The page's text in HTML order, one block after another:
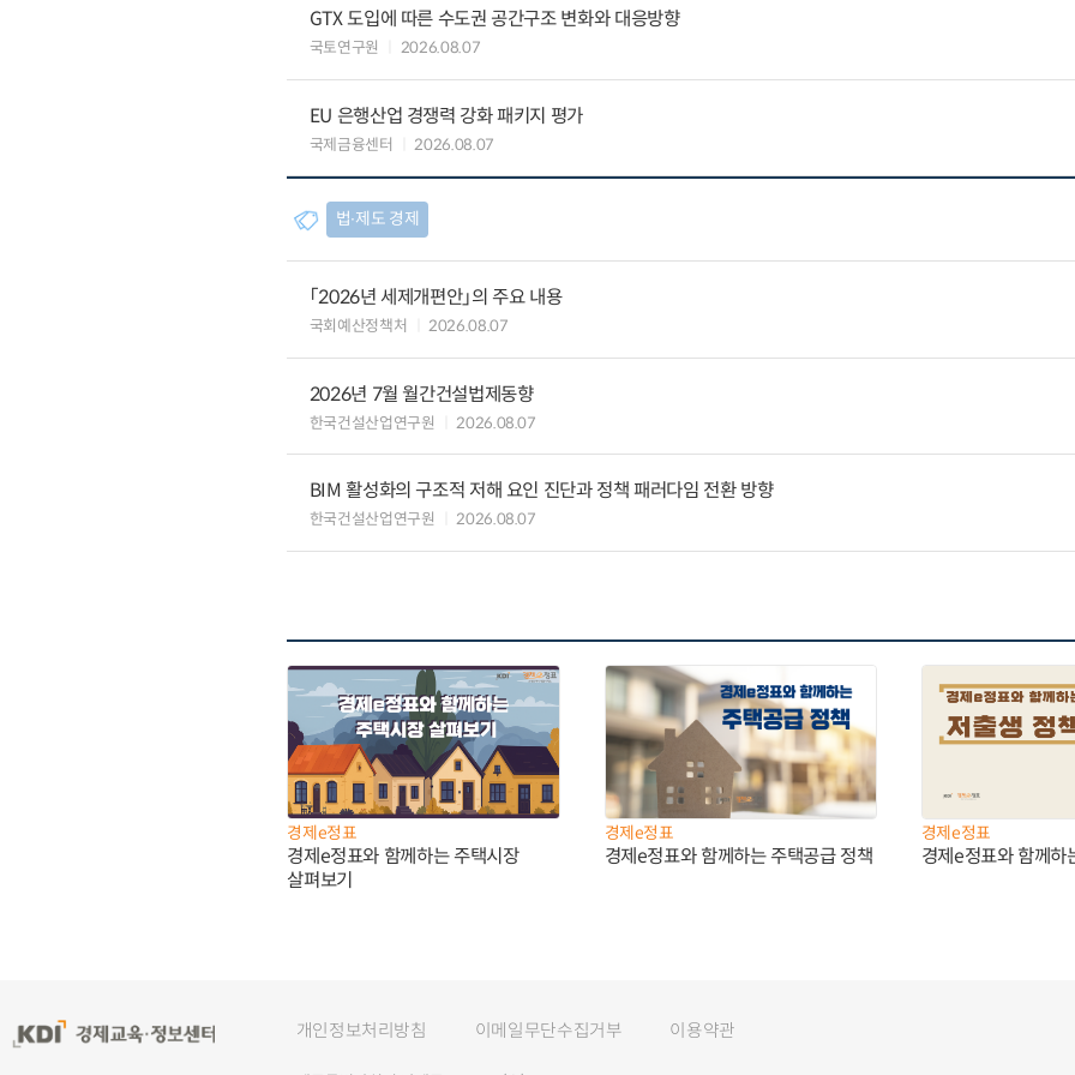
GTX 도입에 따른 수도권 공간구조 변화와 대응방향
국토연구원 2026.08.07
EU 은행산업 경쟁력 강화 패키지 평가
국제금융센터 2026.08.07
법∙제도 경제
「2026년 세제개편안」의 주요 내용
국회예산정책처 2026.08.07
2026년 7월 월간건설법제동향
한국건설산업연구원 2026.08.07
BIM 활성화의 구조적 저해 요인 진단과 정책 패러다임 전환 방향
한국건설산업연구원 2026.08.07
경제e정표
경제e정표와 함께하는 주택시장
살펴보기
경제e정표
경제e정표와 함께하는 주택공급 정책
경제e정표
경제e정표와 함께하
개인정보처리방침 이메일무단수집거부 이용약관